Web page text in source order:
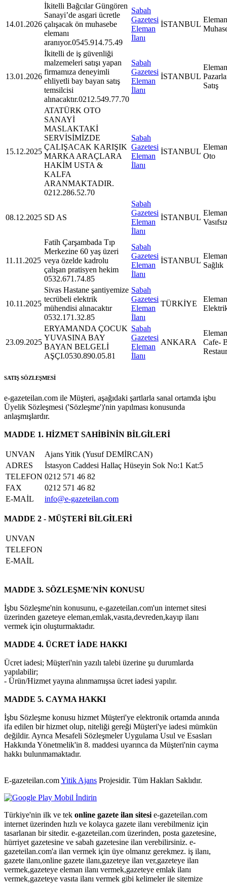
14.01.2026
İkitelli Bağcılar Güngören
Sanayi’de asgari ücretle
çalışacak ön muhasebe
elemanı
aranıyor.0545.914.75.49
Sabah
Gazetesi
Eleman
İlanı
İSTANBUL
13.01.2026
İkitelli de iş güvenliği
malzemeleri satışı yapan
firmamıza deneyimli
ehliyetli bay bayan satış
temsilcisi
alınacaktır.0212.549.77.70
Sabah
Gazetesi
Eleman
İlanı
İSTANBUL
Satış
15.12.2025
ATATÜRK OTO
SANAYİ
MASLAKTAKİ
SERVİSİMİZDE
ÇALIŞACAK KARIŞIK
MARKA ARAÇLARA
HAKİM USTA &
KALFA
ARANMAKTADIR.
0212.286.52.70
Sabah
Gazetesi
Eleman
İlanı
İSTANBUL
Oto
08.12.2025 SD AS
Sabah
Gazetesi
Eleman
İlanı
İSTANBUL
11.11.2025
Fatih Çarşambada Tıp
Merkezine 60 yaş üzeri
veya özelde kadrolu
çalışan pratisyen hekim
0532.671.74.85
Sabah
Gazetesi
Eleman
İlanı
İSTANBUL
Sağlık
10.11.2025
Sivas Hastane şantiyemize
tecrübeli elektrik
mühendisi alınacaktır
0532.171.32.85
Sabah
Gazetesi
Eleman
İlanı
TÜRKİYE
23.09.2025
ERYAMANDA ÇOCUK
YUVASINA BAY
BAYAN BELGELİ
AŞÇI.0530.890.05.81
Sabah
Gazetesi
Eleman
İlanı
ANKARA
Cafe-
SATIŞ SÖZLEŞMESİ
e-gazeteilan.com ile Müşteri, aşağıdaki şartlarla sanal ortamda işbu
Üyelik Sözleşmesi ('Sözleşme')'nin yapılması konusunda
anlaşmışlardır.
MADDE 1. HİZMET SAHİBİNİN BİLGİLERİ
UNVAN
Ajans Yitik (Yusuf DEMİRCAN)
ADRES
İstasyon Caddesi Hallaç Hüseyin Sok No:1 Kat:5
TELEFON 0212 571 46 82
FAX
0212 571 46 82
E-MAİL
info@e-gazeteilan.com
MADDE 2 - MÜŞTERİ BİLGİLERİ
UNVAN
TELEFON
E-MAİL
MADDE 3. SÖZLEŞME'NİN KONUSU
İşbu Sözleşme'nin konusunu, e-gazeteilan.com'un internet sitesi
üzerinden gazeteye eleman,emlak,vasıta,devreden,kayıp ilanı
vermek için oluşturmaktadır.
MADDE 4. ÜCRET İADE HAKKI
Ücret iadesi; Müşteri'nin yazılı talebi üzerine şu durumlarda
yapılabilir;
- Ürün/Hizmet yayına alınmamışsa ücret iadesi yapılır.
MADDE 5. CAYMA HAKKI
İşbu Sözleşme konusu hizmet Müşteri'ye elektronik ortamda anında
ifa edilen bir hizmet olup, niteliği gereği Müşteri'ye iadesi mümkün
değildir. Ayrıca Mesafeli Sözleşmeler Uygulama Usul ve Esasları
Hakkında Yönetmelik'in 8. maddesi uyarınca da Müşteri'nin cayma
hakkı bulunmamaktadır.
E-gazeteilan.comYitik Ajans Projesidir. Tüm Hakları Saklıdır.
Türkiye'nin ilk ve tek online gazete ilan sitesi e-gazeteilan.com
internet üzerinden hızlı ve kolayca gazete ilanı verebilmeniz için
tasarlanan bir sitedir. e-gazeteilan.com üzerinden, posta gazetesine,
hürriyet gazetesine ve sabah gazetesine ilan verebilirsiniz. e-
gazeteilan.com'a ilan vermek için üye olmanız gerekmez. iş ilanı,
gazete ilanı,online gazete ilanı,gazeteye ilan ver,gazeteye ilan
vermek,gazeteye eleman ilanı vermek,gazeteye emlak ilanı
vermek,gazeteye vasıta ilanı vermek gibi kelimeler ile sitemize